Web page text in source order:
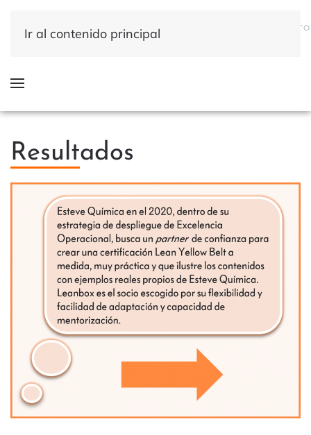
Ir al contenido principal
INICIO
HACEMOSHACEMOSSOMOS
CONTACTO
Resultados